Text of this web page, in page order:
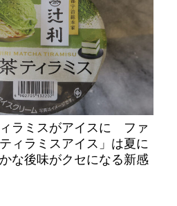
ィラミスがアイスに ファ
ィラミスアイス」は夏に
な後味がクセになる新感